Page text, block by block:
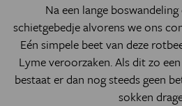
Na een lange
schietgebedje alvorens we ons
Eén simpele beet van deze
Lyme veroorzaken. Als dit zo
bestaat er dan nog steeds geen
sokken